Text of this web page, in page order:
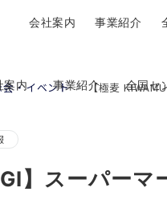
案内 事業紹介 全国セ
会社案内 事業紹介
会・イベント 【極麦
】スーパー